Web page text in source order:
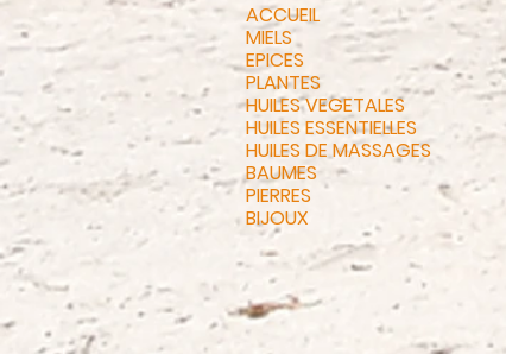
ACCUEIL
MIELS
EPICES
PLANTES
HUILES VEGETALES
HUILES ESSENTIELLES
HUILES DE MASSAGES
BAUMES
PIERRES
BIJOUX